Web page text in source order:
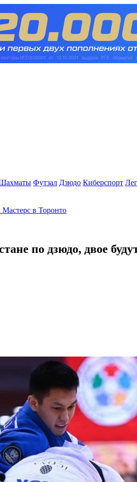
Футзал Дзюдо Киберспорт
в Торонто
по дзюдо, двое